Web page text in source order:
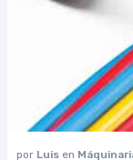
por Luis en